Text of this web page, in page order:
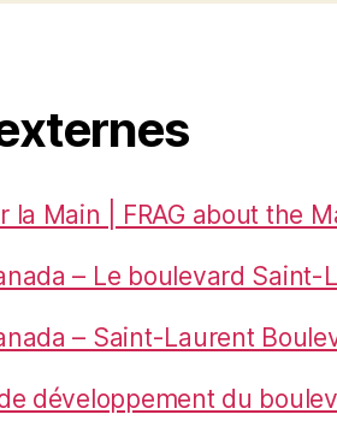
la Main | FRAG about the
– Le boulevard Saint-
– Saint-Laurent
développement du